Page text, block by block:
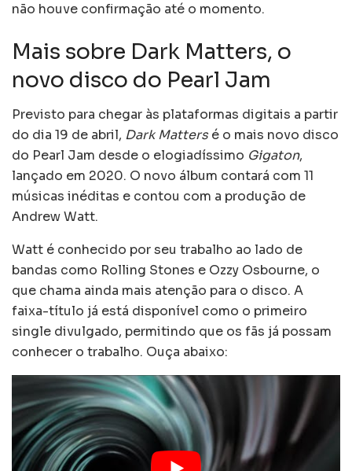
não houve confirmação até o momento.
Mais sobre Dark Matters, o
novo disco do Pearl Jam
Previsto para chegar às plataformas digitais a partir
do dia 19 de abril, Dark Matters é o mais novo disco
do Pearl Jam desde o elogiadíssimo Gigaton,
lançado em 2020. O novo álbum contará com 11
músicas inéditas e contou com a produção de
Andrew Watt.
Watt é conhecido por seu trabalho ao lado de
bandas como Rolling Stones e Ozzy Osbourne, o
que chama ainda mais atenção para o disco. A
faixa-título já está disponível como o primeiro
single divulgado, permitindo que os fãs já possam
conhecer o trabalho. Ouça abaixo: